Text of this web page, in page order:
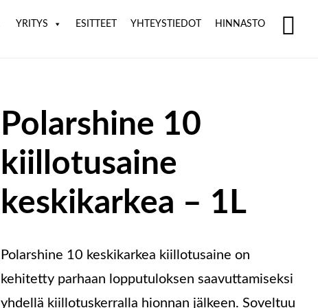
YRITYS ESITTEET YHTEYSTIEDOT HINNASTO
Polarshine 10
kiillotusaine
keskikarkea – 1L
Polarshine 10 keskikarkea kiillotusaine on
kehitetty parhaan lopputuloksen saavuttamiseksi
yhdellä kiillotuskerralla hionnan jälkeen. Soveltuu